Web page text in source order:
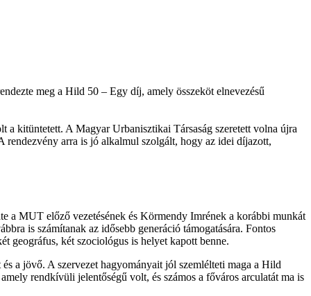
meg a Hild 50 – Egy díj, amely összeköt elnevezésű
a kitüntetett. A Magyar Urbanisztikai Társaság szeretett volna újra
rendezvény arra is jó alkalmul szolgált, hogy az idei díjazott,
a MUT előző vezetésének és Körmendy Imrének a korábbi munkát
is számítanak az idősebb generáció támogatására. Fontos
geográfus, két szociológus is helyet kapott benne.
a jövő. A szervezet hagyományait jól szemlélteti maga a Hild
rendkívüli jelentőségű volt, és számos a főváros arculatát ma is